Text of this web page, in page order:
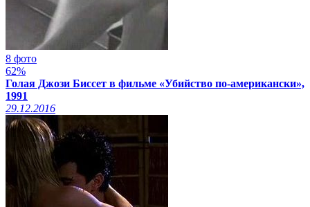
8 фото
62%
Голая Джози Биссет в фильме «Убийство по-американски»,
1991
29.12.2016